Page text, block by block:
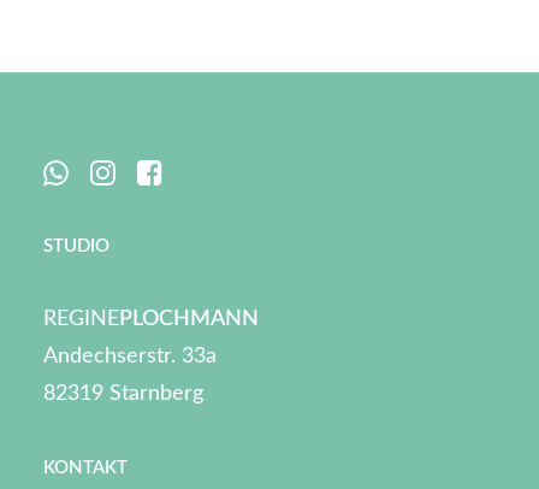
STUDIO
REGINEPLOCHMANN
Andechserstr. 33a
82319 Starnberg
KONTAKT